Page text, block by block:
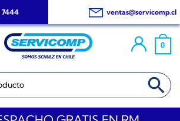
7444 ventas@servicomp.cl
0
BOTÓN DE